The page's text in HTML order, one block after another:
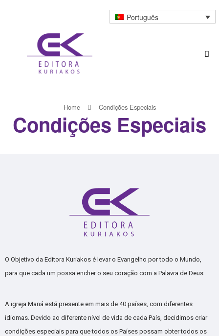
Português
Home Condições Especiais
Condições Especiais
O Objetivo da Editora Kuriakos é levar o Evangelho por todo o Mundo,
para que cada um possa encher o seu coração com a Palavra de Deus.
A igreja Maná está presente em mais de 40 países, com diferentes
idiomas. Devido ao diferente nível de vida de cada País, decidimos criar
condições especiais para que todos os Países possam obter todos os